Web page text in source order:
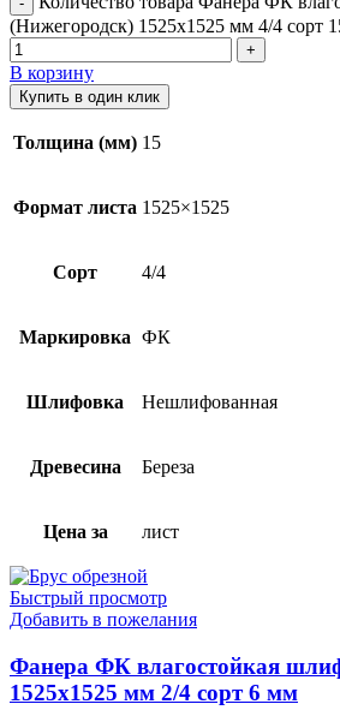
(Нижегородск) 1525х1525 мм 4/4 сорт
В корзину
Купить в один клик
Толщина (мм) 15
Формат листа 1525×1525
Сорт 4/4
Маркировка ФК
Шлифовка Нешлифованная
Древесина Береза
Цена за лист
Быстрый просмотр
Добавить в пожелания
Фанера ФК влагостойкая
1525х1525 мм 2/4 сорт 6 мм